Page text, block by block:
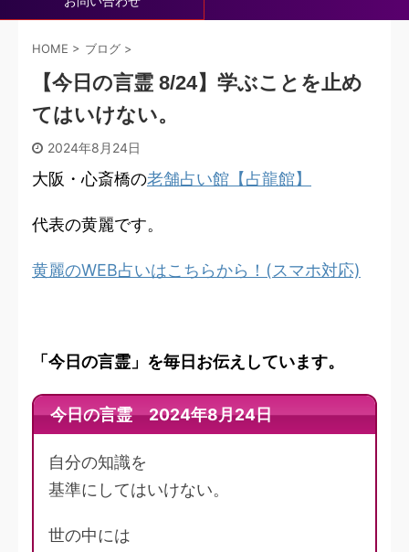
HOME > ブログ >
【今日の言霊 8/24】学ぶことを止め
てはいけない。
2024年8月24日
大阪・心斎橋の老舗占い館【占龍館】
代表の黄麗です。
黄麗のWEB占いはこちらから！(スマホ対応)
「今日の言霊」を毎日お伝えしています。
今日の言霊 2024年8月24日
自分の知識を
基準にしてはいけない。
世の中には